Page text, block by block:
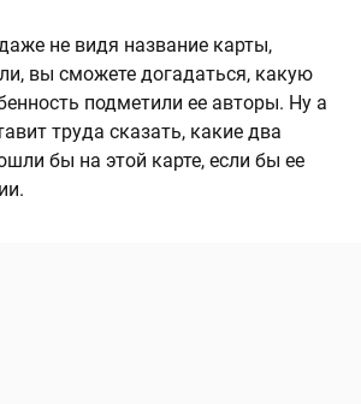
не видя название карты,
вы сможете догадаться, какую
подметили ее авторы. Ну а
труда сказать, какие два
бы на этой карте, если бы ее